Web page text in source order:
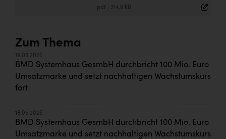
.pdf 214,9 KB
Zum Thema
19.05.2026
BMD Systemhaus GesmbH durchbricht 100 Mio. Euro
Umsatzmarke und setzt nachhaltigen Wachstumskurs
fort
18.05.2026
BMD Systemhaus GesmbH durchbricht 100 Mio. Euro
Umsatzmarke und setzt nachhaltigen Wachstumskurs